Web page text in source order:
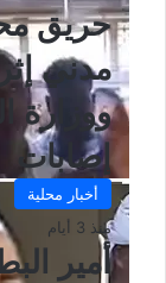
حريق
مدني
ووزارة
إصابات
أخبار محلية
منذ 3 أيام
أمير